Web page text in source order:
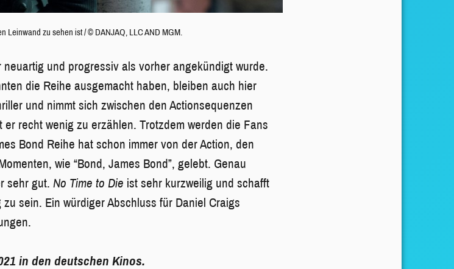
Leinwand zu sehen ist / © DANJAQ, LLC AND MGM.
und progressiv als vorher angekündigt wurde.
die Reihe ausgemacht haben, bleiben auch hier
und nimmt sich zwischen den Actionsequenzen
recht wenig zu erzählen. Trotzdem werden die Fans
Bond Reihe hat schon immer von der Action, den
wie “Bond, James Bond”, gelebt. Genau
sehr gut.No Time to Die ist sehr kurzweilig und schafft
sein. Ein würdiger Abschluss für Daniel Craigs
in den deutschen Kinos.